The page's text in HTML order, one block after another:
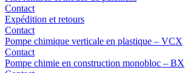
Contact
Expédition et retours
Contact
Pompe chimique verticale en plastique – VCX
Contact
Pompe chimie en construction monobloc – BX